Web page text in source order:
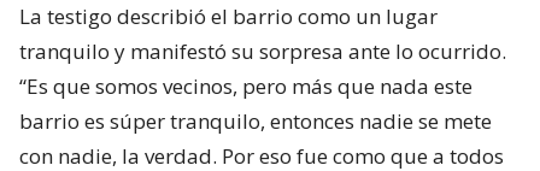
La testigo describió el barrio como un lugar
tranquilo y manifestó su sorpresa ante lo ocurrido.
“Es que somos vecinos, pero más que nada este
barrio es súper tranquilo, entonces nadie se mete
con nadie, la verdad. Por eso fue como que a todos